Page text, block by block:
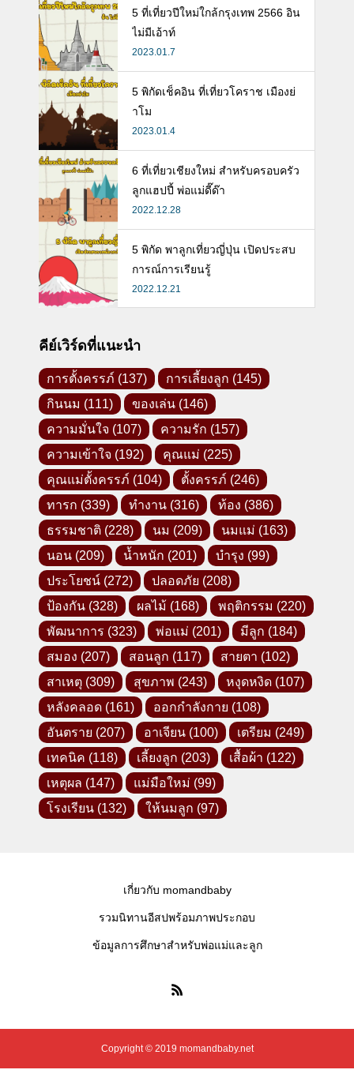
5 ที่เที่ยวปีใหม่ใกล้กรุงเทพ 2566 อิน
ไม่มีเอ้าท์
2023.01.7
5 พิกัดเช็คอิน ที่เที่ยวโคราช เมืองย่
าโม
2023.01.4
6 ที่เที่ยวเชียงใหม่ สำหรับครอบครัว
ลูกแฮปปี้ พ่อแม่ดี๊ด๊า
2022.12.28
5 พิกัด พาลูกเที่ยวญี่ปุ่น เปิดประสบ
การณ์การเรียนรู้
2022.12.21
คีย์เวิร์ดที่แนะนำ
การตั้งครรภ์ (137) การเลี้ยงลูก (145)
กินนม (111) ของเล่น (146)
ความมั่นใจ (107) ความรัก (157)
ความเข้าใจ (192) คุณแม่ (225)
คุณแม่ตั้งครรภ์ (104) ตั้งครรภ์ (246)
ทารก (339) ทำงาน (316) ท้อง (386)
ธรรมชาติ (228) นม (209) นมแม่ (163)
นอน (209) น้ำหนัก (201) บำรุง (99)
ประโยชน์ (272) ปลอดภัย (208)
ป้องกัน (328) ผลไม้ (168) พฤติกรรม (220)
พัฒนาการ (323) พ่อแม่ (201) มีลูก (184)
สมอง (207) สอนลูก (117) สายตา (102)
สาเหตุ (309) สุขภาพ (243) หงุดหงิด (107)
หลังคลอด (161) ออกกำลังกาย (108)
อันตราย (207) อาเจียน (100) เตรียม (249)
เทคนิค (118) เลี้ยงลูก (203) เสื้อผ้า (122)
เหตุผล (147) แม่มือใหม่ (99)
โรงเรียน (132) ให้นมลูก (97)
เกี่ยวกับ momandbaby
รวมนิทานอีสปพร้อมภาพประกอบ
ข้อมูลการศึกษาสำหรับพ่อแม่และลูก
Copyright © 2019 momandbaby.net